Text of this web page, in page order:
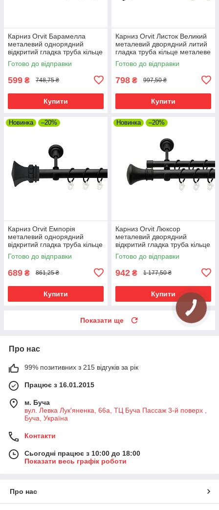
Карниз Orvit Барамелла
металевий однорядний
відкритий гладка труба кільце
металеве Чорний Оксамит 19
мм 160 см (00-00020973)
Готово до відправки
599 ₴ 748,75 ₴
Купити
Карниз Orvit Листок Великий
металевий дворядний литий
гладка труба кільце металеве
Чорний Оксамит 16\16 мм
160 см (00-00023996)
Готово до відправки
798 ₴ 997,50 ₴
Купити
Новинка –20%
Карниз Orvit Емпорія
металевий однорядний
відкритий гладка труба кільце
металеве Чорний Оксамит 25
мм 160 см (00-00024488)
Готово до відправки
689 ₴ 861,25 ₴
Купити
Новинка –20%
Карниз Orvit Люксор
металевий дворядний
відкритий гладка труба кільце
металеве Чорний Оксамит
25\19 мм 160 см (00-
Готово до відправки
942 ₴ 1 177,50 ₴
Купити
Показати ще
Про нас
99% позитивних з 215 відгуків за рік
Працює з 16.01.2015
м. Буча
вул. Левка Лук'яненка, 66а, ТЦ Буча Пассаж 3-й поверх ,
Буча, Україна
Контакти
Сьогодні працює з 10:00 до 18:00
Показати весь графік роботи
Про нас